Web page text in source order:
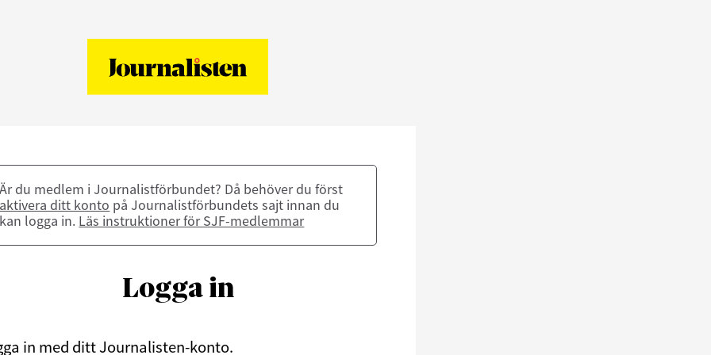
Är du medlem i Journalistförbundet? Då behöver du först
aktivera ditt konto på Journalistförbundets sajt innan du
kan logga in. Läs instruktioner för SJF-medlemmar
Logga in
in med ditt Journalisten-konto.